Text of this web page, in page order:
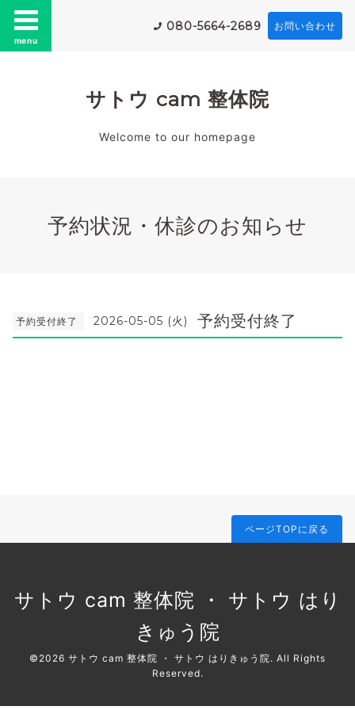
menu
080-5664-2689 お問い合わせ
サトウ cam 整体院
Welcome to our homepage
予約状況・休診のお知らせ
予約受付終了 2026-05-05 (火) 予約受付終了
ページTOPに戻る
サトウ cam 整体院 ・ サトウ はり
きゅう院
©2026 サトウ cam 整体院 ・ サトウ はりきゅう院. All Rights
Reserved.